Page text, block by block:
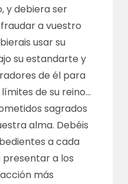
y debiera ser
a vuestro
usar su
su estandarte y
de él para
de su reino…
sagrados
alma. Debéis
a cada
a los
más